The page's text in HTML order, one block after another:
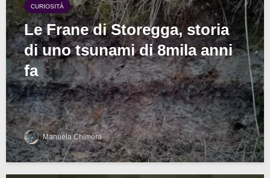
CURIOSITÀ
Le Frane di Storegga, storia
di uno tsunami di 8mila anni
fa
Manuela Chimera